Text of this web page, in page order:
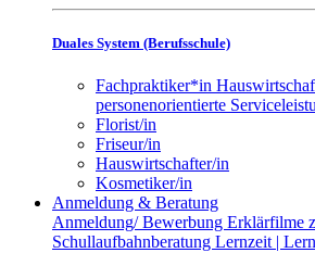
Duales System (Berufsschule)
Fachpraktiker*in
personenorientierte
Florist/in
Friseur/in
Hauswirtschafter/in
Kosmetiker/in
Anmeldung & Beratung
Anmeldung/ Bewerbung Erklärfilme
Schullaufbahnberatung Lernzeit |